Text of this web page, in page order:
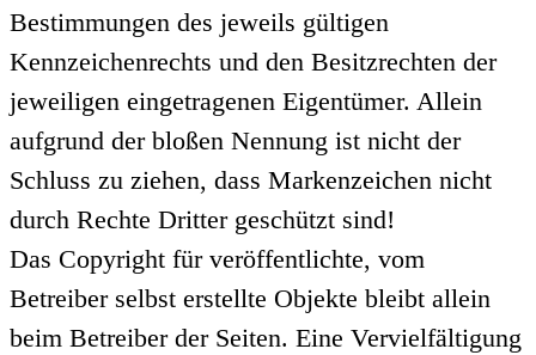
Bestimmungen des jeweils gültigen
Kennzeichenrechts und den Besitzrechten der
jeweiligen eingetragenen Eigentümer. Allein
aufgrund der bloßen Nennung ist nicht der
Schluss zu ziehen, dass Markenzeichen nicht
durch Rechte Dritter geschützt sind!
Das Copyright für veröffentlichte, vom
Betreiber selbst erstellte Objekte bleibt allein
beim Betreiber der Seiten. Eine Vervielfältigung